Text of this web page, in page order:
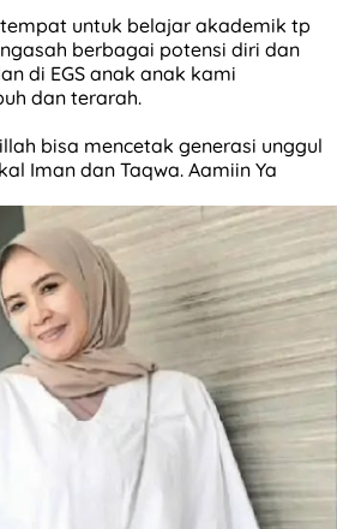
untuk belajar akademik tp
berbagai potensi diri dan
di EGS anak anak kami
dan terarah.
bisa mencetak generasi unggul
Iman dan Taqwa. Aamiin Ya